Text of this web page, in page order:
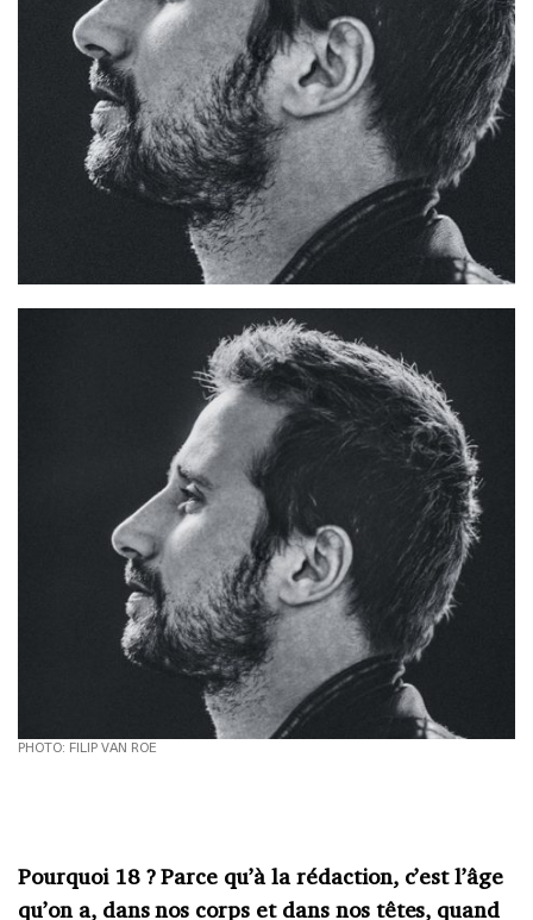
PHOTO: FILIP VAN ROE
Pourquoi 18 ? Parce qu’à la rédaction, c’est l’âge
qu’on a, dans nos corps et dans nos têtes, quand